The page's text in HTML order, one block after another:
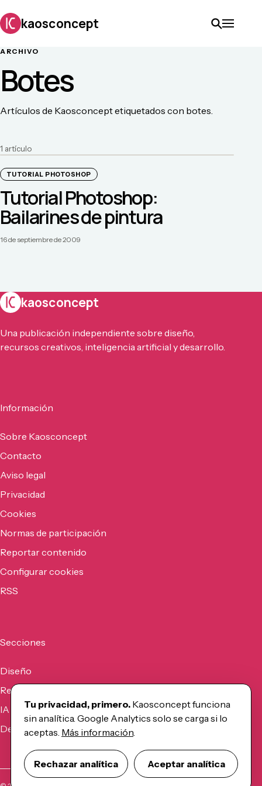
kaosconcept
ARCHIVO
Botes
Artículos de Kaosconcept etiquetados con botes.
1 artículo
TUTORIAL PHOTOSHOP
Tutorial Photoshop:
Bailarines de pintura
16 de septiembre de 2009
kaosconcept
Una publicación independiente sobre diseño,
recursos creativos, inteligencia artificial y desarrollo.
Información
Sobre Kaosconcept
Contacto
Aviso legal
Privacidad
Cookies
Normas de participación
Reportar contenido
Configurar cookies
RSS
Secciones
Diseño
Recursos
IA
Desarrollo
Tu privacidad, primero. Kaosconcept funciona
sin analítica. Google Analytics solo se carga si lo
aceptas. Más información.
Rechazar analítica Aceptar analítica